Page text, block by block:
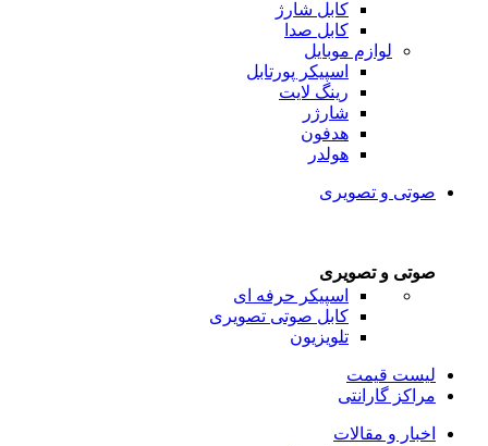
کابل شارژ
کابل صدا
لوازم موبایل
اسپیکر پورتابل
رینگ لایت
شارژر
هدفون
هولدر
صوتی و تصویری
صوتی و تصویری
اسپیکر حرفه ای
کابل صوتی تصویری
تلویزیون
لیست قیمت
مراکز گارانتی
اخبار و مقالات